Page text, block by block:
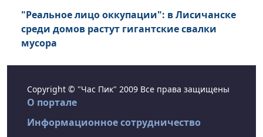
"Реальное лицо оккупации": в Лисичанске
среди домов растут гигантские свалки
мусора
Copyright © "Час Пик" 2009 Все права защищены
О портале
Информационное сотрудничество